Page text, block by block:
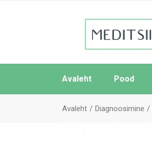
Avaleht Pood
Avaleht Diagnoosimine